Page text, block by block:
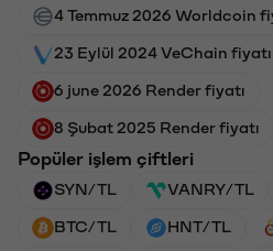
4 Temmuz 2026 Worldcoin
23 Eylül 2024 VeChain fiyatı
6 june 2026 Render fiyatı
8 Şubat 2025 Render fiyatı
Popüler işlem çiftleri
SYN/TL VANRY/TL
BTC/TL HNT/TL